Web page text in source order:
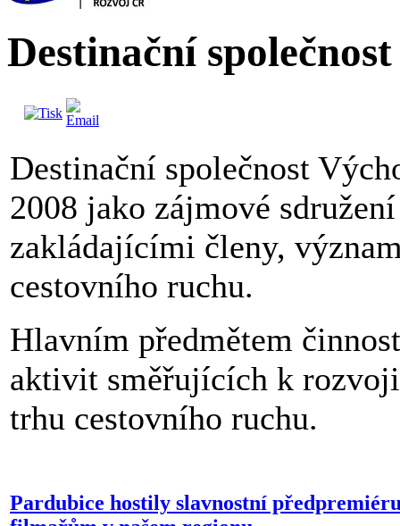
Destinační
Destinační společnost
2008 jako zájmové
zakládajícími členy,
cestovního ruchu.
Hlavním předmětem
aktivit směřujících k rozvoji
trhu cestovního ruchu.
Pardubice hostily slavnostní